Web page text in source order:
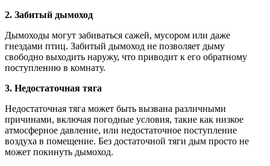
2. Забитый дымоход
Дымоходы могут забиваться сажей, мусором или даже
гнездами птиц. Забитый дымоход не позволяет дыму
свободно выходить наружу, что приводит к его обратному
поступлению в комнату.
3. Недостаточная тяга
Недостаточная тяга может быть вызвана различными
причинами, включая погодные условия, такие как низкое
атмосферное давление, или недостаточное поступление
воздуха в помещение. Без достаточной тяги дым просто не
может покинуть дымоход.